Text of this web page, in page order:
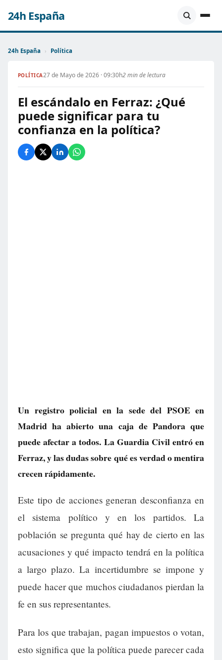
24h España
24h España › Política
POLÍTICA27 de Mayo de 2026 · 09:30h2 min de lectura
El escándalo en Ferraz: ¿Qué
puede significar para tu
confianza en la política?
Un registro policial en la sede del PSOE en
Madrid ha abierto una caja de Pandora que
puede afectar a todos. La Guardia Civil entró en
Ferraz, y las dudas sobre qué es verdad o mentira
crecen rápidamente.
Este tipo de acciones generan desconfianza en
el sistema político y en los partidos. La
población se pregunta qué hay de cierto en las
acusaciones y qué impacto tendrá en la política
a largo plazo. La incertidumbre se impone y
puede hacer que muchos ciudadanos pierdan la
fe en sus representantes.
Para los que trabajan, pagan impuestos o votan,
esto significa que la política puede parecer cada